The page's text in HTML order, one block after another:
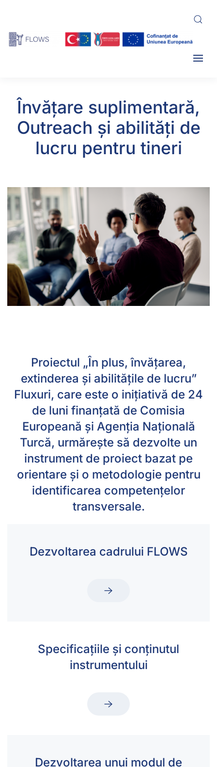
to
Învățare suplimentară,
Outreach și abilități de
lucru pentru tineri
Proiectul „În plus, învățarea,
extinderea și abilitățile de lucru”
Fluxuri, care este o inițiativă de 24
de luni finanțată de Comisia
Europeană și Agenția Națională
Turcă, urmărește să dezvolte un
instrument de proiect bazat pe
orientare și o metodologie pentru
identificarea competențelor
transversale.
Dezvoltarea cadrului FLOWS
Specificațiile și conținutul
instrumentului
Dezvoltarea unui modul de